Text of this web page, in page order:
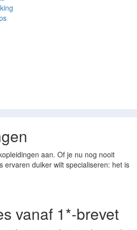
aan. Of je nu nog nooit
ervaren duiker wilt specialiseren: het is
vanaf 1*-brevet